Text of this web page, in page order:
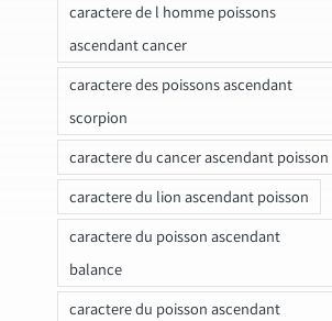
caractere de l homme poissons
ascendant cancer
caractere des poissons ascendant
scorpion
caractere du cancer ascendant poisson
caractere du lion ascendant poisson
caractere du poisson ascendant
balance
caractere du poisson ascendant